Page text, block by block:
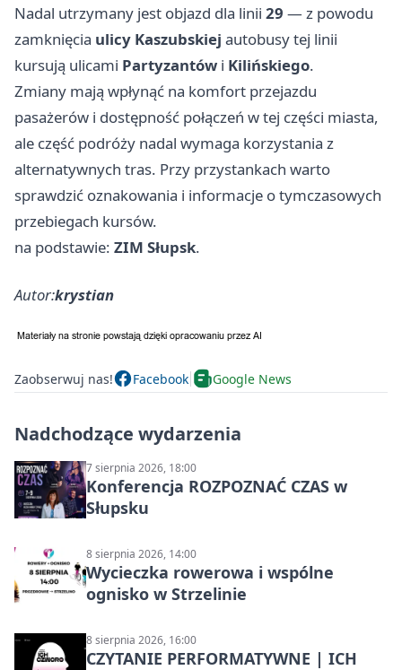
Nadal utrzymany jest objazd dla linii 29 — z powodu
zamknięcia ulicy Kaszubskiej autobusy tej linii
kursują ulicami Partyzantów i Kilińskiego.
Zmiany mają wpłynąć na komfort przejazdu
pasażerów i dostępność połączeń w tej części miasta,
ale część podróży nadal wymaga korzystania z
alternatywnych tras. Przy przystankach warto
sprawdzić oznakowania i informacje o tymczasowych
przebiegach kursów.
na podstawie: ZIM Słupsk.
Autor:krystian
Zaobserwuj nas! Facebook Google News
Nadchodzące wydarzenia
7 sierpnia 2026, 18:00
Konferencja ROZPOZNAĆ CZAS w
Słupsku
8 sierpnia 2026, 14:00
Wycieczka rowerowa i wspólne
ognisko w Strzelinie
8 sierpnia 2026, 16:00
CZYTANIE PERFORMATYWNE | ICH